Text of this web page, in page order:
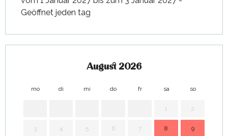
Geöffnet jeden tag
August 2026
mo di mi do fr sa so
1 2
3 4 5 6 7 8 9